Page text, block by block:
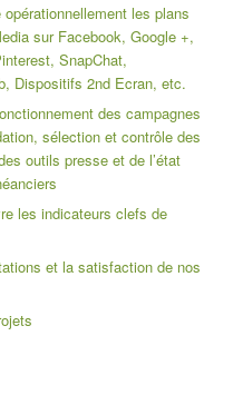
les plans
sur Facebook, Google +,
SnapChat,
Dispositifs 2nd Ecran, etc.
des campagnes
sélection et contrôle des
outils presse et de l’état
les indicateurs clefs de
et la satisfaction de nos